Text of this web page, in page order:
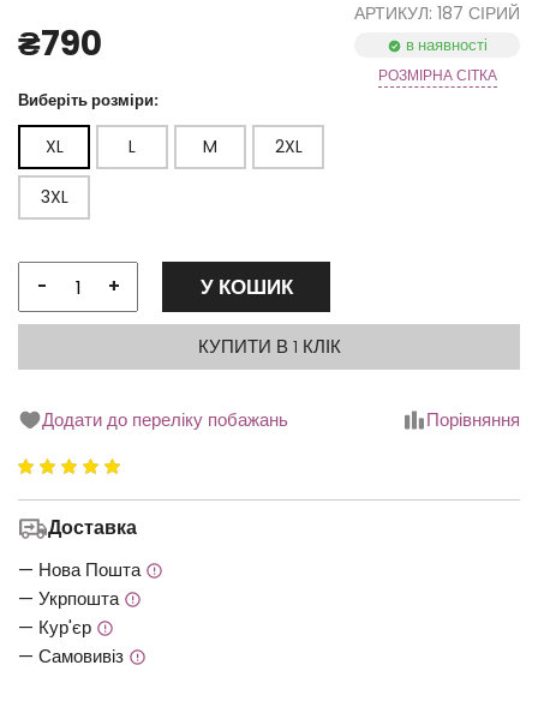
₴790
АРТИКУЛ: 187 СІРИЙ
в наявності
РОЗМІРНА СІТКА
Виберіть розміри:
XL L M 2XL
3XL
- + У КОШИК
КУПИТИ В 1 КЛІК
Додати до переліку побажань Порівняння
10.00
з 5Доставка
— Нова Пошта
— Укрпошта
— Кур'єр
— Самовивіз